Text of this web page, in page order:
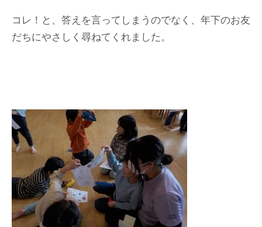
コレ！と、答えを言ってしまうのでなく、年下のお友
だちにやさしく尋ねてくれました。